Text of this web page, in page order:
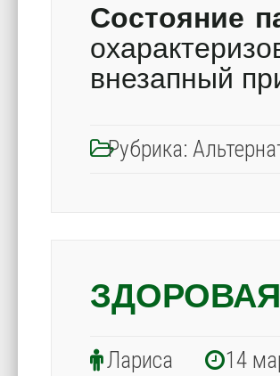
Состояние
внезапный
Рубрика:
Лариса 14